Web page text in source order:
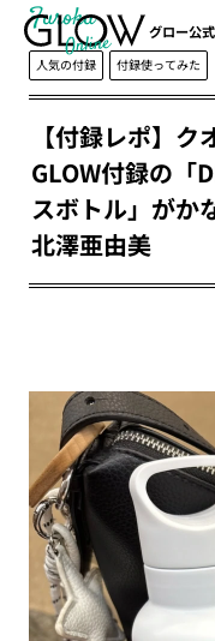
グロー公
Furoku
人気の付録 付録使ってみた
【付録レポ】ク
GLOW付録の「
スボトル」がか
北澤亜由美